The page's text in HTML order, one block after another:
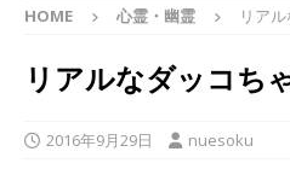
HOME 心霊・幽霊 リア
リアルなダッコち
2016年9月29日 nuesoku